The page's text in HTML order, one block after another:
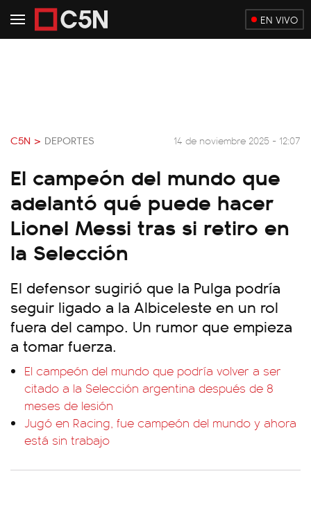
EN VIVO
C5N > DEPORTES 14 de noviembre 2025 - 12:07
El campeón del mundo que
adelantó qué puede hacer
Lionel Messi tras si retiro en
la Selección
El defensor sugirió que la Pulga podría
seguir ligado a la Albiceleste en un rol
fuera del campo. Un rumor que empieza
a tomar fuerza.
El campeón del mundo que podría volver a ser
citado a la Selección argentina después de 8
meses de lesión
Jugó en Racing, fue campeón del mundo y ahora
está sin trabajo